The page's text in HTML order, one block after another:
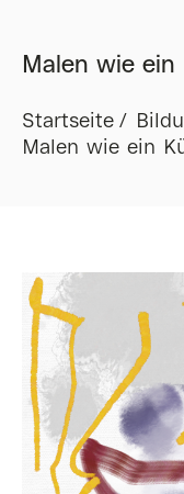
Malen wie ein
Startseite
Malen wie ein